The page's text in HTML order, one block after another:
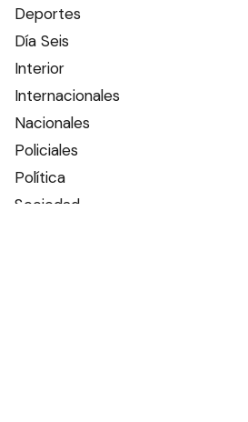
Deportes
Día Seis
Interior
Internacionales
Nacionales
Policiales
Política
Sociedad